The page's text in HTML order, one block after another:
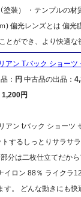
塗装） ・テンプルの
偏光レンズとは 偏
とができ、より快適な
アン Tバック ショー
： 円 中古品の出品：
1,200円
アン tバック ショーツ
するしっとりサラサ
分は二枚仕立てだか
ロン 88％ ライクラ
。 どんな動きにも